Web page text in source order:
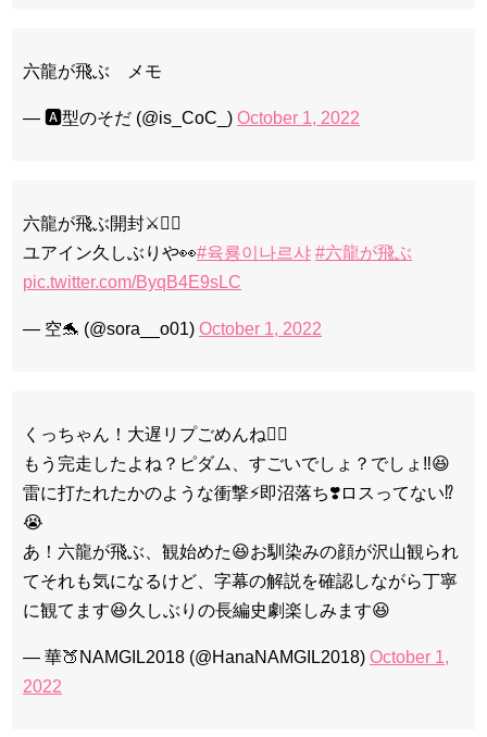
六龍が飛ぶ メモ
— 🅰️型のそだ (@is_CoC_) October 1, 2022
六龍が飛ぶ開封⚔️❤️‍🔥
ユアイン久しぶりや👀#육룡이나르샤 #六龍が飛ぶ
pic.twitter.com/ByqB4E9sLC
— 空️️️️️️🐬 (@sora__o01) October 1, 2022
くっちゃん！大遅リプごめんね🙇‍♀️
もう完走したよね？ピダム、すごいでしょ？でしょ‼️😆
雷に打たれたかのような衝撃⚡️即沼落ち❣️ロスってない⁉️
😭
あ！六龍が飛ぶ、観始めた😆お馴染みの顔が沢山観られ
てそれも気になるけど、字幕の解説を確認しながら丁寧
に観てます😆久しぶりの長編史劇楽しみます😆
— 華🍑NAMGIL2018 (@HanaNAMGIL2018) October 1,
2022